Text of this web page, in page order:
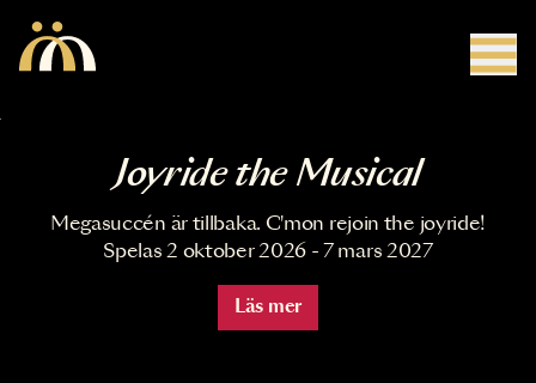
Joyride the Musical
Megasuccén är tillbaka. C'mon rejoin the joyride!
Spelas 2 oktober 2026 - 7 mars 2027
Läs mer